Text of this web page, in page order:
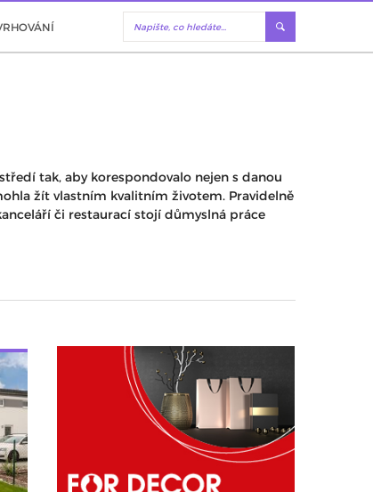
tak, aby korespondovalo nejen s danou
žít vlastním kvalitním životem. Pravidelně
či restaurací stojí důmyslná práce